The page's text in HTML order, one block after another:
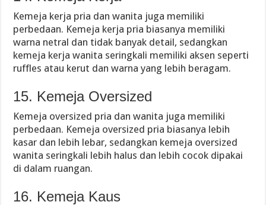
Kemeja kerja pria dan wanita juga memiliki
perbedaan. Kemeja kerja pria biasanya memiliki
warna netral dan tidak banyak detail, sedangkan
kemeja kerja wanita seringkali memiliki aksen seperti
ruffles atau kerut dan warna yang lebih beragam.
15. Kemeja Oversized
Kemeja oversized pria dan wanita juga memiliki
perbedaan. Kemeja oversized pria biasanya lebih
kasar dan lebih lebar, sedangkan kemeja oversized
wanita seringkali lebih halus dan lebih cocok dipakai
di dalam ruangan.
16. Kemeja Kaus